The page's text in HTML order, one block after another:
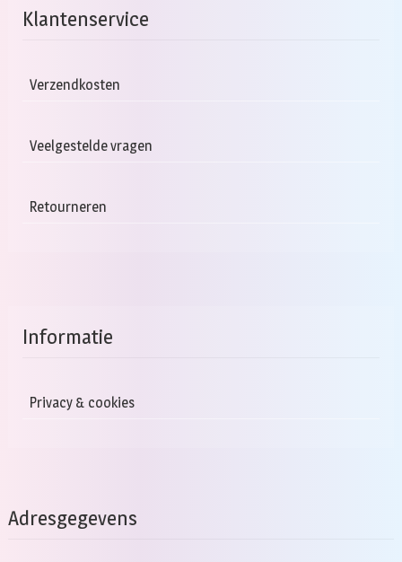
Klantenservice
Verzendkosten
Veelgestelde vragen
Retourneren
Informatie
Privacy & cookies
Adresgegevens